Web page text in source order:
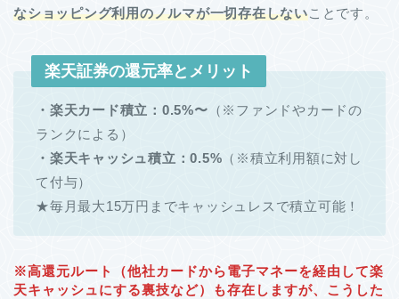
なショッピング利用のノルマが一切存在しないことです。
楽天証券の還元率とメリット
・楽天カード積立：0.5%〜 （※ファンドやカードの
ランクによる）
・楽天キャッシュ積立：0.5% （※積立利用額に対し
て付与）
★毎月最大15万円までキャッシュレスで積立可能！
※高還元ルート（他社カードから電子マネーを経由して楽
天キャッシュにする裏技など）も存在しますが、こうした